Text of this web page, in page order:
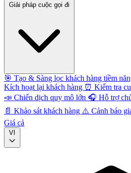
Giải pháp cuộc gọi đi
🎯 Tạo & Sàng lọc khách hàng tiềm
Kích hoạt lại khách hàng ⏰ Kiểm tra
📣 Chiến dịch quy mô lớn 🎧 Hỗ trợ
📄 Khảo sát khách hàng ⚠️ Cảnh báo
Giá cả
VI